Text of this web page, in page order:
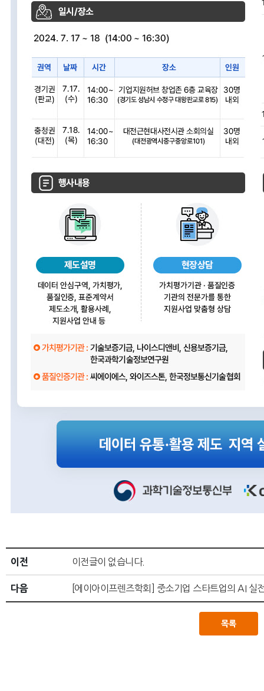
이전 이전글이 없습니다.
다음 [에이아이프렌즈학회] 중소기업 스타트업의 AI
목록